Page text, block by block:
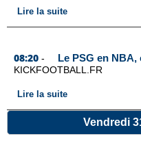
Lire la suite
08:20 - Le PSG en NBA,
KICKFOOTBALL.FR
Lire la suite
Vendredi